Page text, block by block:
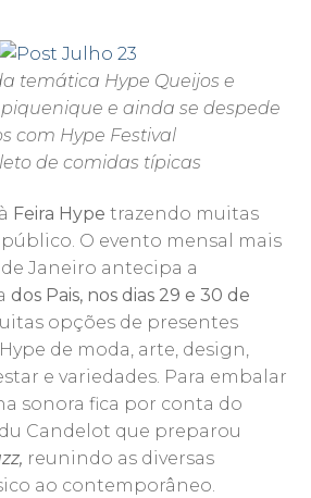
temática Hype Queijos e
e ainda se despede
com Hype Festival
de comidas típicas
Feira Hype trazendo muitas
O evento mensal mais
Janeiro antecipa a
dos Pais, nos dias 29 e 30 de
opções de presentes
de moda, arte, design,
e variedades. Para embalar
sonora fica por conta do
Candelot que preparou
reunindo as diversas
ao contemporâneo.